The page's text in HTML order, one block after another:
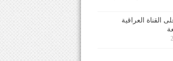
القناة العراقية